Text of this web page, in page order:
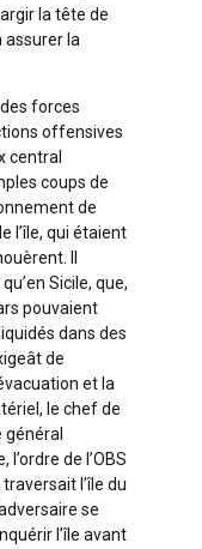
la tête de
assurer la
forces
offensives
central
coups de
de
l’île, qui étaient
Il
Sicile, que,
pouvaient
dans des
de
et la
le chef de
général
de l’OBS
l’île du
se
l’île avant